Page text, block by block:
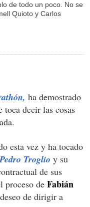
de todo un poco. No se
Quioto y Carlos
ha demostrado
toca decir las cosas
esta vez y ha tocado
Pedro Troglio y su
de sus
proceso de Fabián
de dirigir a